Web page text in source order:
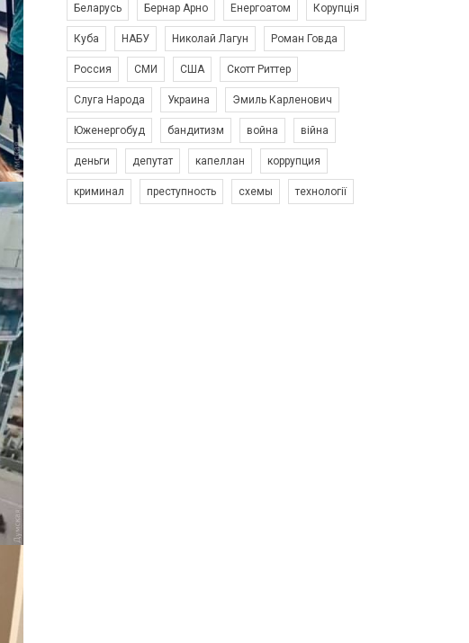
Беларусь Бернар Арно Енергоатом Корупція
Куба НАБУ Николай Лагун Роман Говда
Россия СМИ США Скотт Риттер
Слуга Народа Украина Эмиль Карленович
Юженергобуд бандитизм война війна
деньги депутат капеллан коррупция
криминал преступность схемы технології